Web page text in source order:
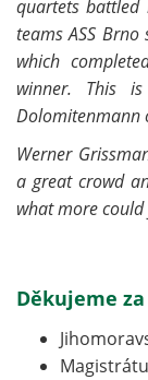
quartets
teams ASS
which
winner. This
Dolomitenmann
Werner
a great crowd
what more could
Děkujeme